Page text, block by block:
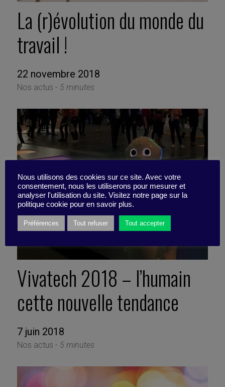
La (r)évolution du monde du
travail !
22 novembre 2018
Nos actus - 5 minutes
Vivatech 2018 – l’humain
cette nouvelle tendance
7 juin 2018
Nos actus - 5 minutes
Nous utilisons des cookies sur ce site. Avec votre
consentement, nous les utiliserons pour mesurer et
analyser l'utilisation du site. Visitez notre page sur la
politique cookie pour en savoir plus.
Préférences Tout refuser Tout accepter